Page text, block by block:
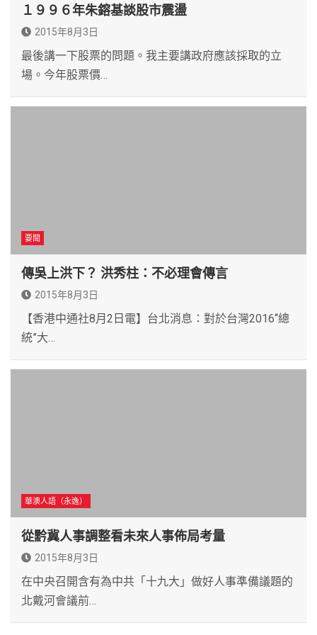
１９９６年朱鎔基談股市震盪
2015年8月3日
最後講一下股票的問題。我主要講政府應該採取的立
場。今年股票價…
要聞
傳吳上洪下？ 洪秀柱：不必理會傳言
2015年8月3日
【香港中通社8月2日電】台北消息：對於台灣2016“總
統”大…
華澳人語（永逸）
從黔冀人事調整看未來人事佈局考量
2015年8月3日
在中央召開含有為中共「十九大」做好人事準備議題的
北戴河會議前…